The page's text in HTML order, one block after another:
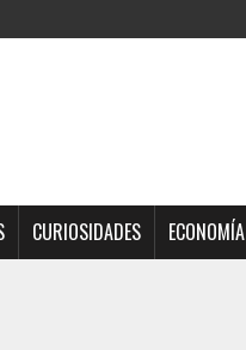
CURIOSIDADES ECONOMÍA